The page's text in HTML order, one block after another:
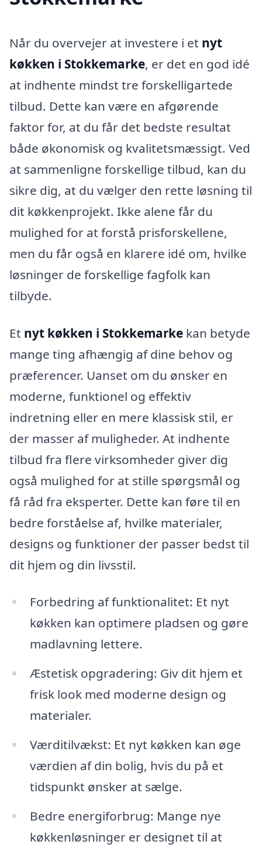
Når du overvejer at investere i et nyt
køkken i Stokkemarke, er det en god idé
at indhente mindst tre forskelligartede
tilbud. Dette kan være en afgørende
faktor for, at du får det bedste resultat
både økonomisk og kvalitetsmæssigt. Ved
at sammenligne forskellige tilbud, kan du
sikre dig, at du vælger den rette løsning til
dit køkkenprojekt. Ikke alene får du
mulighed for at forstå prisforskellene,
men du får også en klarere idé om, hvilke
løsninger de forskellige fagfolk kan
tilbyde.
Et nyt køkken i Stokkemarke kan betyde
mange ting afhængig af dine behov og
præferencer. Uanset om du ønsker en
moderne, funktionel og effektiv
indretning eller en mere klassisk stil, er
der masser af muligheder. At indhente
tilbud fra flere virksomheder giver dig
også mulighed for at stille spørgsmål og
få råd fra eksperter. Dette kan føre til en
bedre forståelse af, hvilke materialer,
designs og funktioner der passer bedst til
dit hjem og din livsstil.
Forbedring af funktionalitet: Et nyt
køkken kan optimere pladsen og gøre
madlavning lettere.
Æstetisk opgradering: Giv dit hjem et
frisk look med moderne design og
materialer.
Værditilvækst: Et nyt køkken kan øge
værdien af din bolig, hvis du på et
tidspunkt ønsker at sælge.
Bedre energiforbrug: Mange nye
køkkenløsninger er designet til at